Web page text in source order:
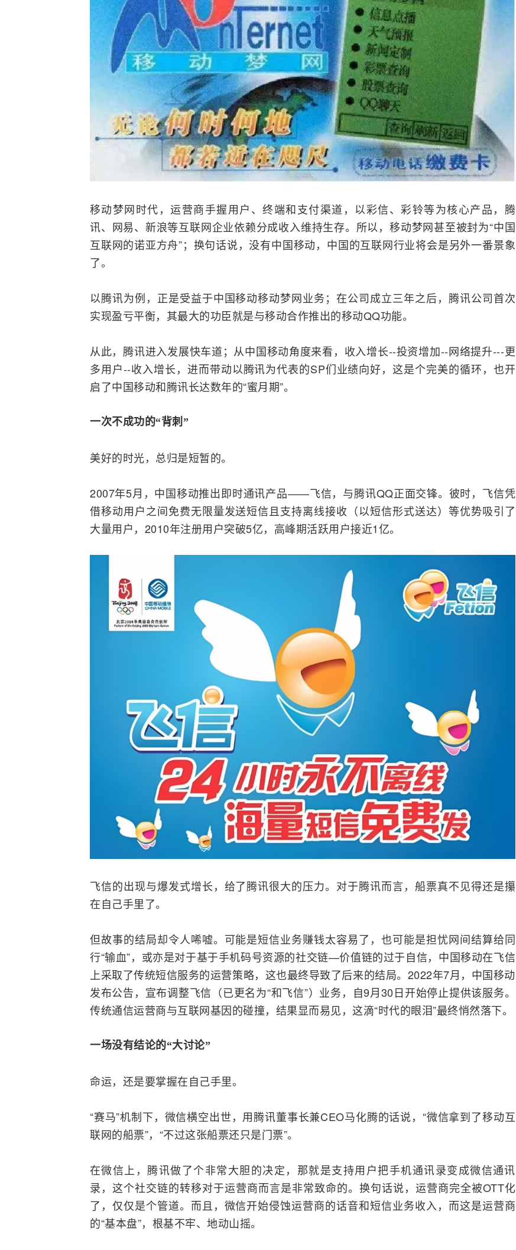
移动梦网时代，运营商手握用户、终端和支付渠道，以彩信、彩铃等为核心产品，腾
讯、网易、新浪等互联网企业依赖分成收入维持生存。所以，移动梦网甚至被封为“中国
互联网的诺亚方舟”；换句话说，没有中国移动，中国的互联网行业将会是另外一番景象
了。
以腾讯为例，正是受益于中国移动移动梦网业务；在公司成立三年之后，腾讯公司首次
实现盈亏平衡，其最大的功臣就是与移动合作推出的移动QQ功能。
从此，腾讯进入发展快车道；从中国移动角度来看，收入增长--投资增加--网络提升---更
多用户--收入增长，进而带动以腾讯为代表的SP们业绩向好，这是个完美的循环，也开
启了中国移动和腾讯长达数年的“蜜月期”。
一次不成功的“背刺”
美好的时光，总归是短暂的。
2007年5月，中国移动推出即时通讯产品——飞信，与腾讯QQ正面交锋。彼时，飞信凭
借移动用户之间免费无限量发送短信且支持离线接收（以短信形式送达）等优势吸引了
大量用户，2010年注册用户突破5亿，高峰期活跃用户接近1亿。
飞信的出现与爆发式增长，给了腾讯很大的压力。对于腾讯而言，船票真不见得还是攥
在自己手里了。
但故事的结局却令人唏嘘。可能是短信业务赚钱太容易了，也可能是担忧网间结算给同
行“输血”，或亦是对于基于手机码号资源的社交链—价值链的过于自信，中国移动在飞信
上采取了传统短信服务的运营策略，这也最终导致了后来的结局。2022年7月，中国移动
发布公告，宣布调整飞信（已更名为“和飞信”）业务，自9月30日开始停止提供该服务。
传统通信运营商与互联网基因的碰撞，结果显而易见，这滴“时代的眼泪”最终悄然落下。
一场没有结论的“大讨论”
命运，还是要掌握在自己手里。
“赛马”机制下，微信横空出世，用腾讯董事长兼CEO马化腾的话说，“微信拿到了移动互
联网的船票”，“不过这张船票还只是门票”。
在微信上，腾讯做了个非常大胆的决定，那就是支持用户把手机通讯录变成微信通讯
录，这个社交链的转移对于运营商而言是非常致命的。换句话说，运营商完全被OTT化
了，仅仅是个管道。而且，微信开始侵蚀运营商的话音和短信业务收入，而这是运营商
的“基本盘”，根基不牢、地动山摇。